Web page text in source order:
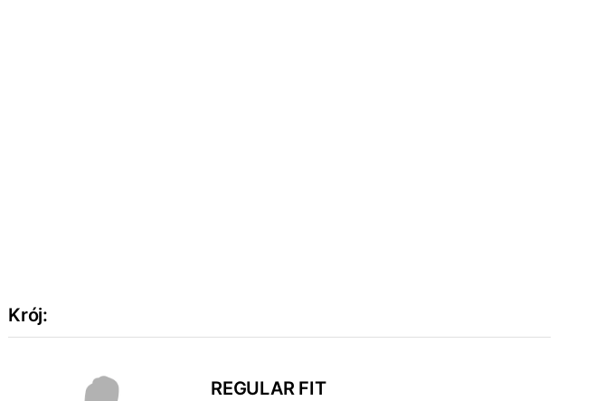
Krój:
REGULAR FIT